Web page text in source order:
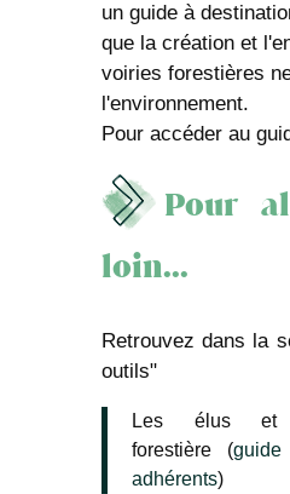
un guide à
que la création et
voiries forestières
l'environnement.
Pour accéder au
Pour
loin...
Retrouvez dans la
outils"
Les élus et
forestière (
adhérents)